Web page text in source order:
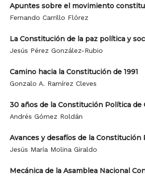
Apuntes sobre el movimiento
Fernando Carrillo Flórez
La Constitución de la paz política y
Jesús Pérez González-Rubio
Camino hacia la Constitución de 1991
Gonzalo A. Ramírez Cleves
30 años de la Constitución Política de
Andrés Gómez Roldán
Avances y desafíos de la Constitución
Jesús María Molina Giraldo
Mecánica de la Asamblea Nacional